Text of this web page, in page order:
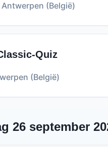
Antwerpen (België)
Quiz
(België)
26 september